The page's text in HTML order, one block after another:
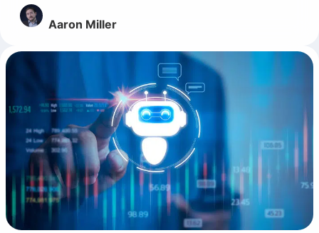
Aaron Miller